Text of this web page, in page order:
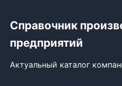
Справочник
предприятий
Актуальный каталог